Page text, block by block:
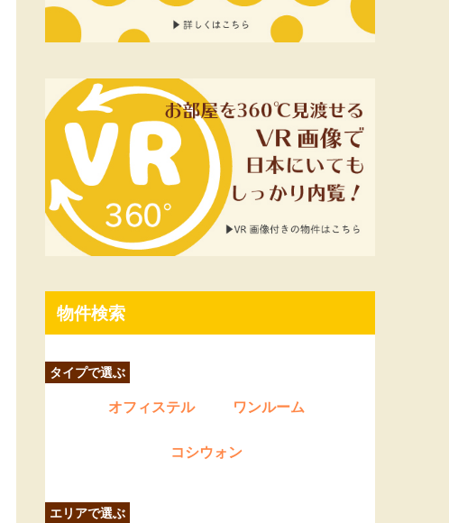
物件検索
タイプで選ぶ
オフィステル ワンルーム
コシウォン
エリアで選ぶ